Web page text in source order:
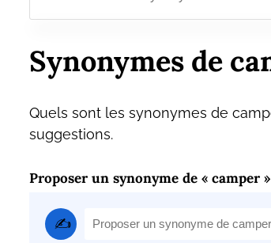
Synonymes de
Quels sont les synonymes de
suggestions.
Proposer un synonyme de « camper »
✍️